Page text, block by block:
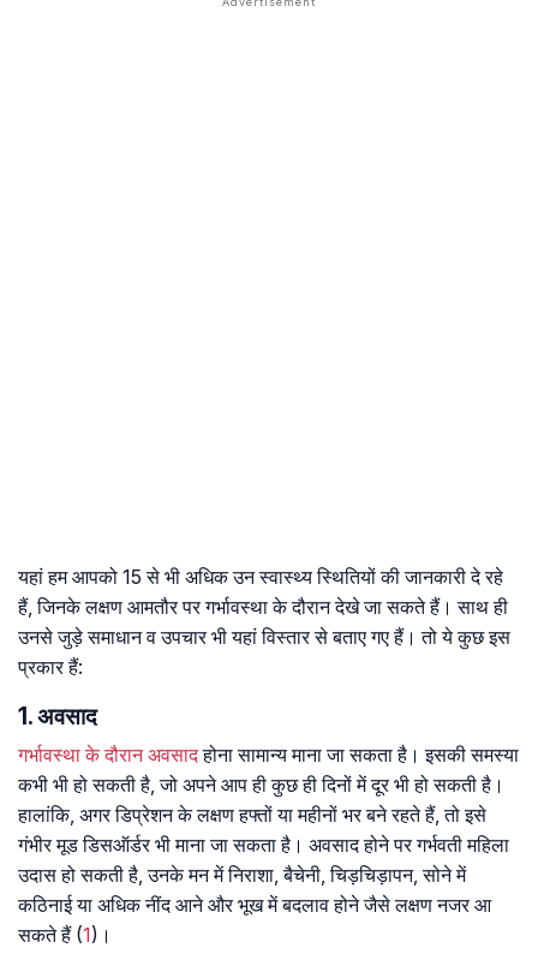
यहां हम आपको 15 से भी अधिक उन स्वास्थ्य स्थितियों की जानकारी दे रहे
हैं, जिनके लक्षण आमतौर पर गर्भावस्था के दौरान देखे जा सकते हैं। साथ ही
उनसे जुड़े समाधान व उपचार भी यहां विस्तार से बताए गए हैं। तो ये कुछ इस
प्रकार हैं:
1. अवसाद
गर्भावस्था के दौरान अवसादहोना सामान्य माना जा सकता है। इसकी समस्या
कभी भी हो सकती है, जो अपने आप ही कुछ ही दिनों में दूर भी हो सकती है।
हालांकि, अगर डिप्रेशन के लक्षण हफ्तों या महीनों भर बने रहते हैं, तो इसे
गंभीर मूड डिसऑर्डर भी माना जा सकता है। अवसाद होने पर गर्भवती महिला
उदास हो सकती है, उनके मन में निराशा, बैचेनी, चिड़चिड़ापन, सोने में
कठिनाई या अधिक नींद आने और भूख में बदलाव होने जैसे लक्षण नजर आ
सकते हैं (1)।